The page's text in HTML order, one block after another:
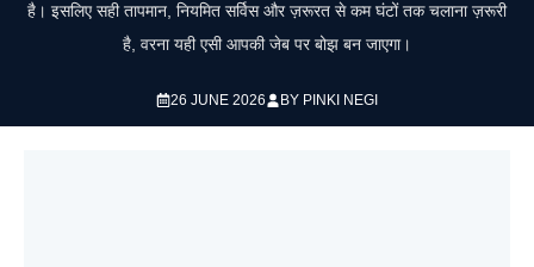
है। इसलिए सही तापमान, नियमित सर्विस और ज़रूरत से कम घंटों तक चलाना ज़रूरी
है, वरना यही एसी आपकी जेब पर बोझ बन जाएगा।
26 JUNE 2026 BY PINKI NEGI